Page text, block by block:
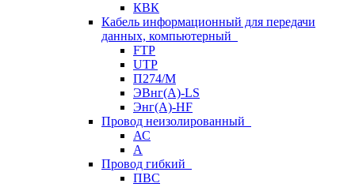
КВК
Кабель информационный для передачи
данных, компьютерный
FTP
UTP
П274/М
ЭВнг(А)-LS
Энг(А)-HF
Провод неизолированный
АС
А
Провод гибкий
ПВС